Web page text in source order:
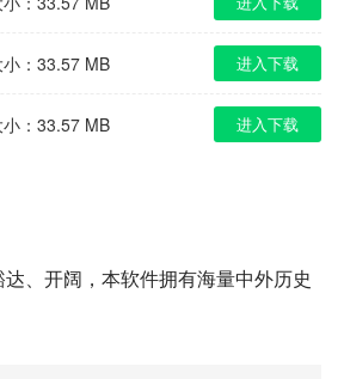
小：33.57 MB 进入下载
小：33.57 MB 进入下载
、开阔，本软件拥有海量中外历史